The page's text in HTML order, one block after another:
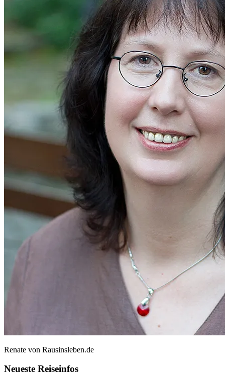
Renate von Rausinsleben.de
Neueste Reiseinfos